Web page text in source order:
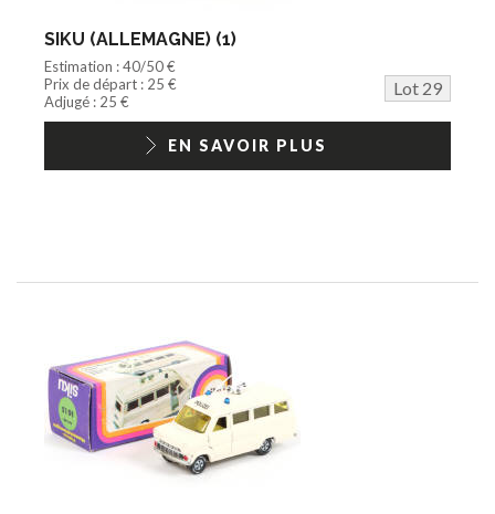
SIKU (ALLEMAGNE) (1)
Estimation : 40/50 €
Prix de départ : 25 €
Lot 29
Adjugé : 25 €
EN SAVOIR PLUS